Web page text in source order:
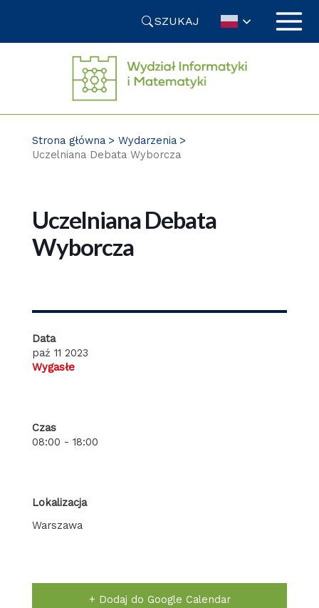
SZUKAJ
Strona główna
Wydarzenia
Uczelniana Debata Wyborcza
Uczelniana Debata
Wyborcza
Data
paź 11 2023
Wygasłe
Czas
08:00 - 18:00
Lokalizacja
Warszawa
+ Dodaj do Google Calendar